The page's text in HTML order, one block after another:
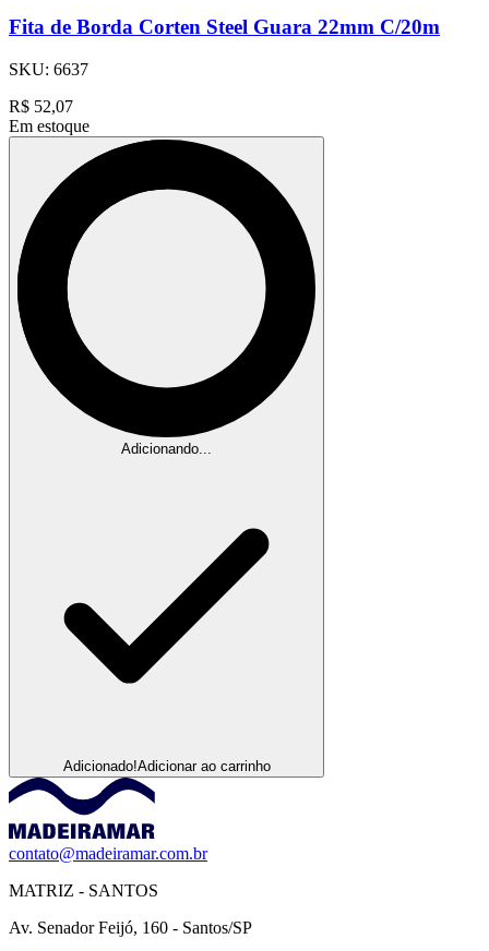
Fita de Borda Corten Steel Guara 22mm C/20m
SKU: 6637
R$ 52,07
Em estoque
Adicionando...
Adicionado!Adicionar ao carrinho
contato@madeiramar.com.br
MATRIZ - SANTOS
Av. Senador Feijó, 160 - Santos/SP